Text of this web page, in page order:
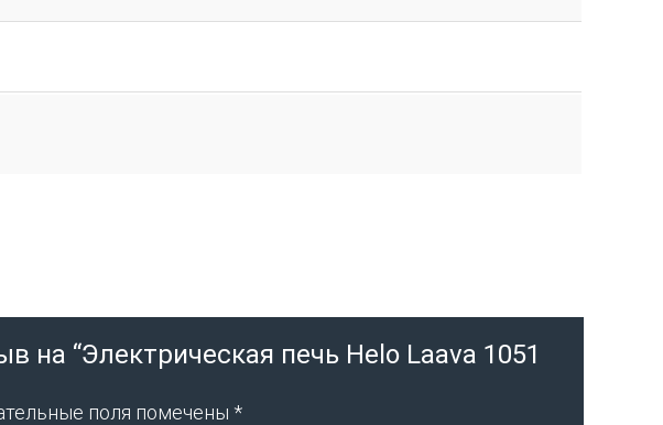
на “Электрическая печь Helo Laava 1051
поля помечены *